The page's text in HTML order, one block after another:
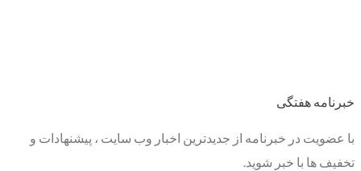
خبرنامه هفتگی
با عضویت در خبرنامه از جدیدترین اخبار وب سایت ، پیشنهادات و
تخفیف ها با خبر شوید.